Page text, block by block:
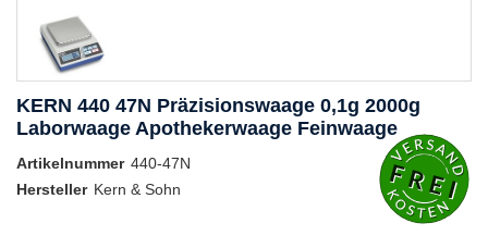
KERN 440 47N Präzisionswaage 0,1g 2000g
Laborwaage Apothekerwaage Feinwaage
Artikelnummer 440-47N
Hersteller Kern & Sohn